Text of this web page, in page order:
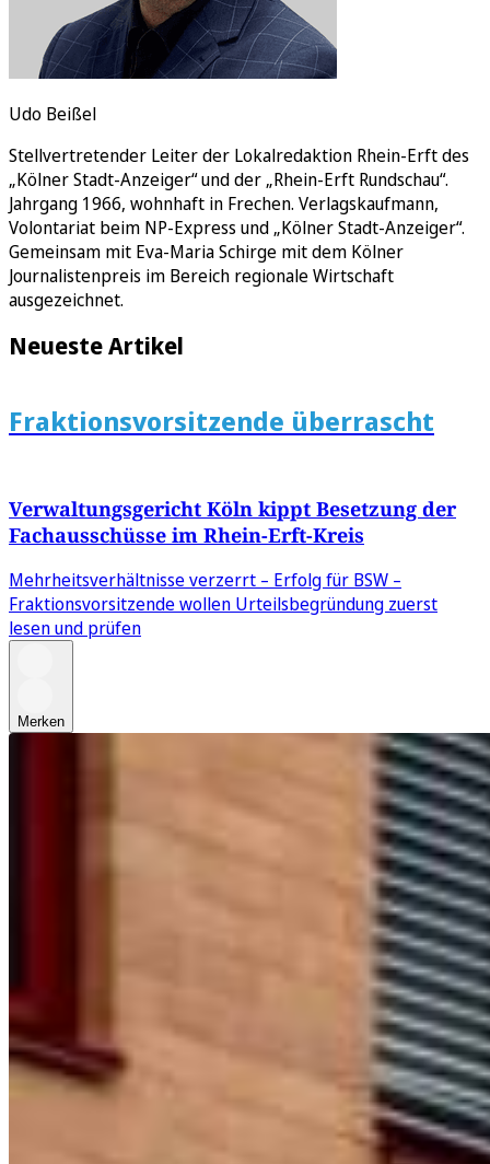
Udo Beißel
Stellvertretender Leiter der Lokalredaktion Rhein-Erft des
„Kölner Stadt-Anzeiger“ und der „Rhein-Erft Rundschau“.
Jahrgang 1966, wohnhaft in Frechen. Verlagskaufmann,
Volontariat beim NP-Express und „Kölner Stadt-Anzeiger“.
Gemeinsam mit Eva-Maria Schirge mit dem Kölner
Journalistenpreis im Bereich regionale Wirtschaft
ausgezeichnet.
Neueste Artikel
Fraktionsvorsitzende überrascht
Verwaltungsgericht Köln kippt Besetzung der
Fachausschüsse im Rhein-Erft-Kreis
Mehrheitsverhältnisse verzerrt – Erfolg für BSW –
Fraktionsvorsitzende wollen Urteilsbegründung zuerst
lesen und prüfen
Merken